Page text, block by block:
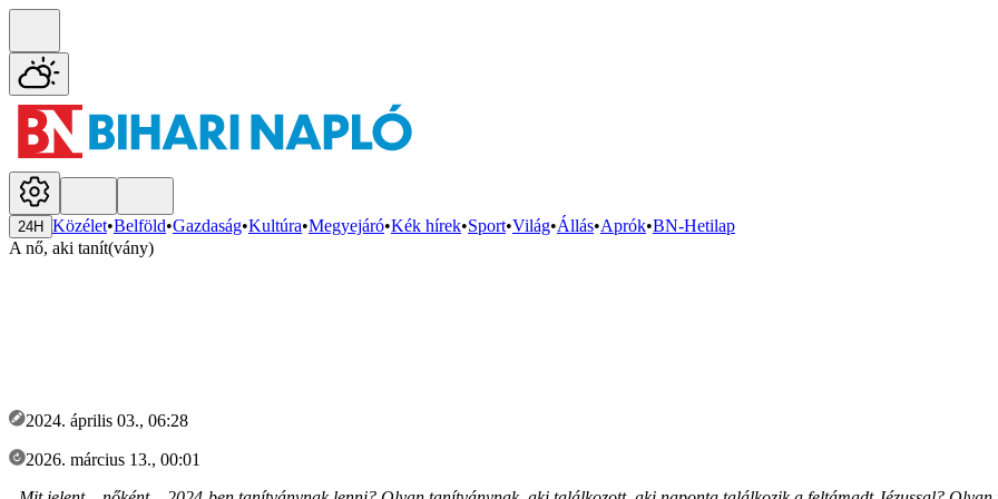
24H Közélet•Belföld•Gazdaság•Kultúra•Megyejáró•Kék hírek•Sport•Világ•Állás•Aprók•BN-Hetilap
A nő, aki tanít(vány)
2024. április 03., 06:28
2026. március 13., 00:01